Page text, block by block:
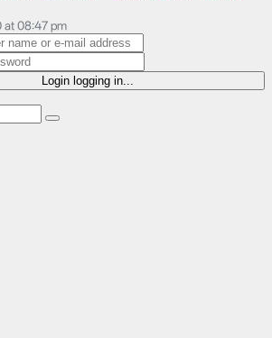
at 08:47 pm
Login logging in...